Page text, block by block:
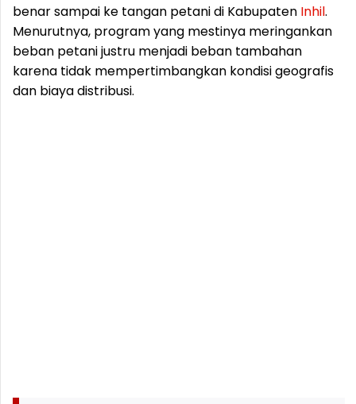
benar sampai ke tangan petani di Kabupaten Inhil.
Menurutnya, program yang mestinya meringankan
beban petani justru menjadi beban tambahan
karena tidak mempertimbangkan kondisi geografis
dan biaya distribusi.